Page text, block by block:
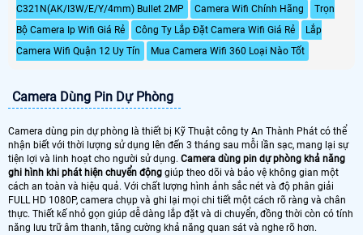
C321N(AK/I3W/E/Y/4mm) Bullet 2MP
Camera Wifi Chính Hãng
Trọn
Bộ Camera Ip Wifi Giá Rẻ
Công Ty Lắp Đặt Camera Wifi Giá Rẻ
Lắp
Camera Wifi Quận 12 Uy Tín
Mua Camera Wifi 360 Loại Nào Tốt
Camera Dùng Pin Dự Phòng
Camera dùng pin dự phòng là thiết bị Kỹ Thuật công ty An Thành Phát có thể
nhận biết với thời lượng sử dụng lên đến 3 tháng sau mỗi lần sạc, mang lại sự
tiện lợi và linh hoạt cho người sử dụng. Camera dùng pin dự phòng khả năng
ghi hình khi phát hiện chuyển động giúp theo dõi và bảo vệ không gian một
cách an toàn và hiệu quả. Với chất lượng hình ảnh sắc nét và độ phân giải
FULL HD 1080P, camera chụp và ghi lại mọi chi tiết một cách rõ ràng và chân
thực. Thiết kế nhỏ gọn giúp dễ dàng lắp đặt và di chuyển, đồng thời còn có tính
năng lưu trữ âm thanh, tăng cường khả năng quan sát và nghe rõ hơn.